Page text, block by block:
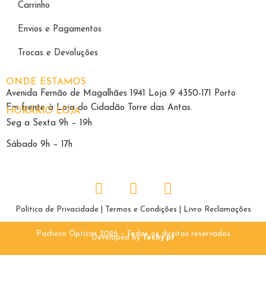
Carrinho
Envios e Pagamentos
Trocas e Devoluções
ONDE ESTAMOS
Avenida Fernão de Magalhães 1941 Loja 9 4350-171 Porto
Em frente à Loja do Cidadão Torre das Antas.
HORÁRIO LOJA
Seg a Sexta 9h – 19h
Sábado 9h – 17h
Política de Privacidade Termos e Condições Livro Reclamações
Pacheco Ópticas 2026 – Todos os direitos reservados
Developed byTechy.pt